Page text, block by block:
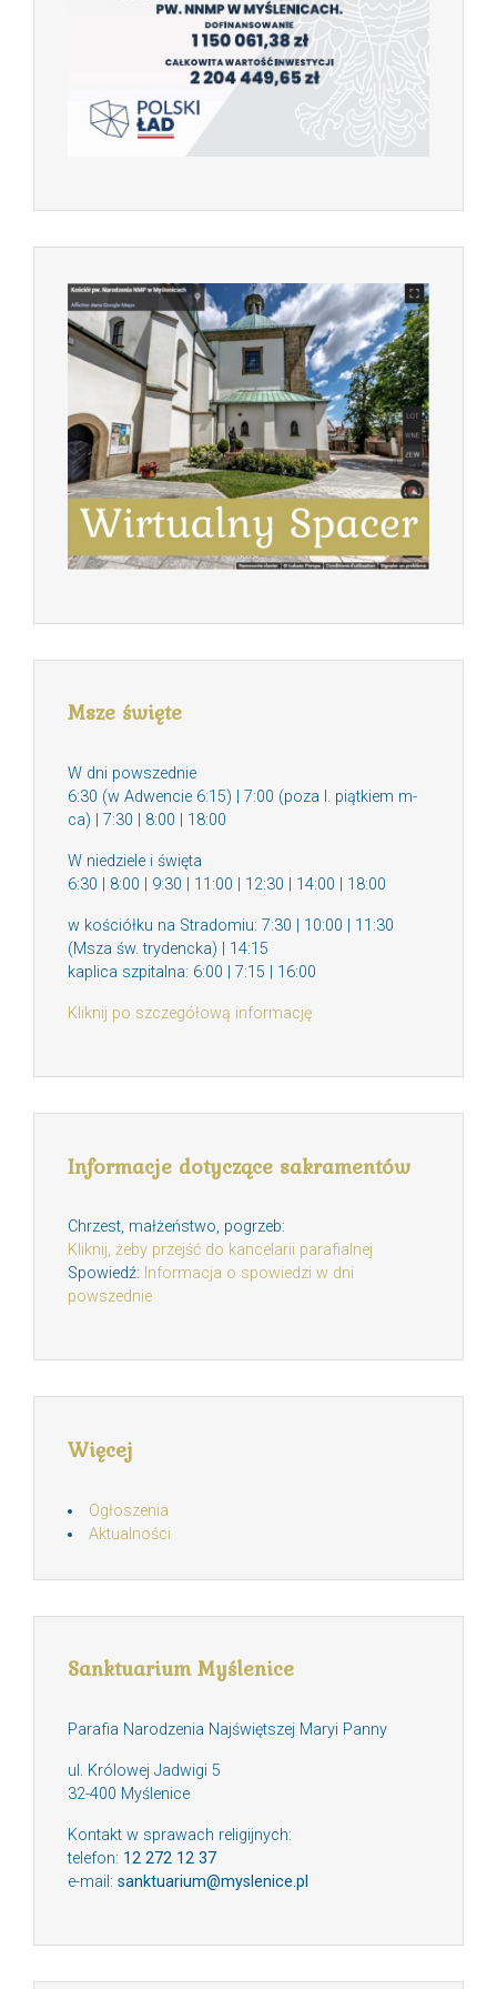
Msze święte
W dni powszednie
6:30 (w Adwencie 6:15) | 7:00 (poza I. piątkiem m-
ca) | 7:30 | 8:00 | 18:00
W niedziele i święta
6:30 | 8:00 | 9:30 | 11:00 | 12:30 | 14:00 | 18:00
w kościółku na Stradomiu: 7:30 | 10:00 | 11:30
(Msza św. trydencka) | 14:15
kaplica szpitalna: 6:00 | 7:15 | 16:00
Kliknij po szczegółową informację
Informacje dotyczące sakramentów
Chrzest, małżeństwo, pogrzeb:
Kliknij, żeby przejść do kancelarii parafialnej
Spowiedź: Informacja o spowiedzi w dni
powszednie
Więcej
Ogłoszenia
Aktualności
Sanktuarium Myślenice
Parafia Narodzenia Najświętszej Maryi Panny
ul. Królowej Jadwigi 5
32-400 Myślenice
Kontakt w sprawach religijnych:
telefon: 12 272 12 37
e-mail: sanktuarium@myslenice.pl